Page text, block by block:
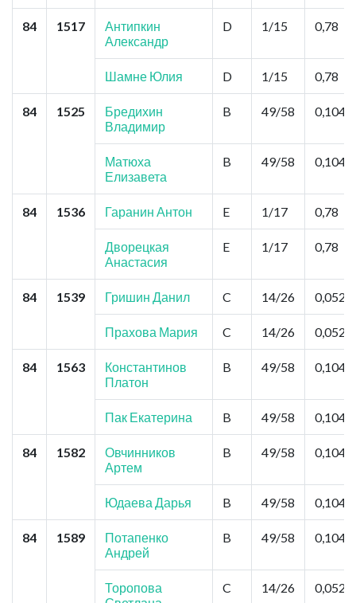
84 1517
Антипкин
Александр
D 1/15 0,78
Шамне Юлия D 1/15 0,78
84 1525
Бредихин
Владимир
B 49/58 0,104
Матюха
Елизавета
B 49/58 0,104
84 1536 Гаранин Антон E 1/17 0,78
Дворецкая
Анастасия
E 1/17 0,78
84 1539 Гришин Данил C 14/26 0,052
Прахова Мария C 14/26 0,052
84 1563
Константинов
Платон
B 49/58 0,104
Пак Екатерина B 49/58 0,104
84 1582
Овчинников
Артем
B 49/58 0,104
Юдаева Дарья B 49/58 0,104
84 1589
Потапенко
Андрей
B 49/58 0,104
Торопова
C 14/26 0,052